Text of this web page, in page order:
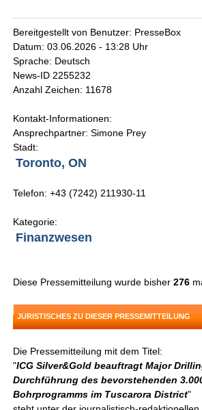
Bereitgestellt von Benutzer: PresseBox
Datum: 03.06.2026 - 13:28 Uhr
Sprache: Deutsch
News-ID 2255232
Anzahl Zeichen: 11678
Kontakt-Informationen:
Ansprechpartner: Simone Prey
Stadt:
Toronto, ON
Telefon: +43 (7242) 211930-11
Kategorie:
Finanzwesen
Diese Pressemitteilung wurde bisher276
JURISTISCHES ZU DIESER PRESSEMITTEILUNG
Die Pressemitteilung mit dem Titel:
"ICG Silver&Gold beauftragt Major
Durchführung des bevorstehenden
Bohrprogramms im Tuscarora District"